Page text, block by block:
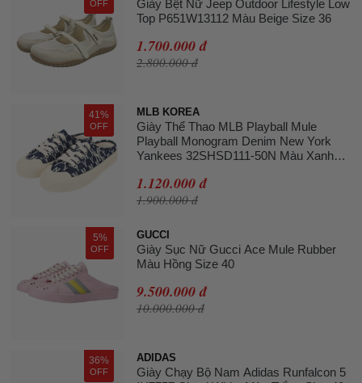
OFF
Giày Bệt Nữ Jeep Outdoor Lifestyle Low
Top P651W13112 Màu Beige Size 36
1.700.000 đ
2.800.000 đ
41%
OFF
MLB KOREA
Giày Thể Thao MLB Playball Mule
Playball Monogram Denim New York
Yankees 32SHSD111-50N Màu Xanh
1.120.000 đ
1.900.000 đ
5%
OFF
GUCCI
Giày Sục Nữ Gucci Ace Mule Rubber
Màu Hồng Size 40
9.500.000 đ
10.000.000 đ
36%
OFF
ADIDAS
Giày Chạy Bộ Nam Adidas Runfalcon 5